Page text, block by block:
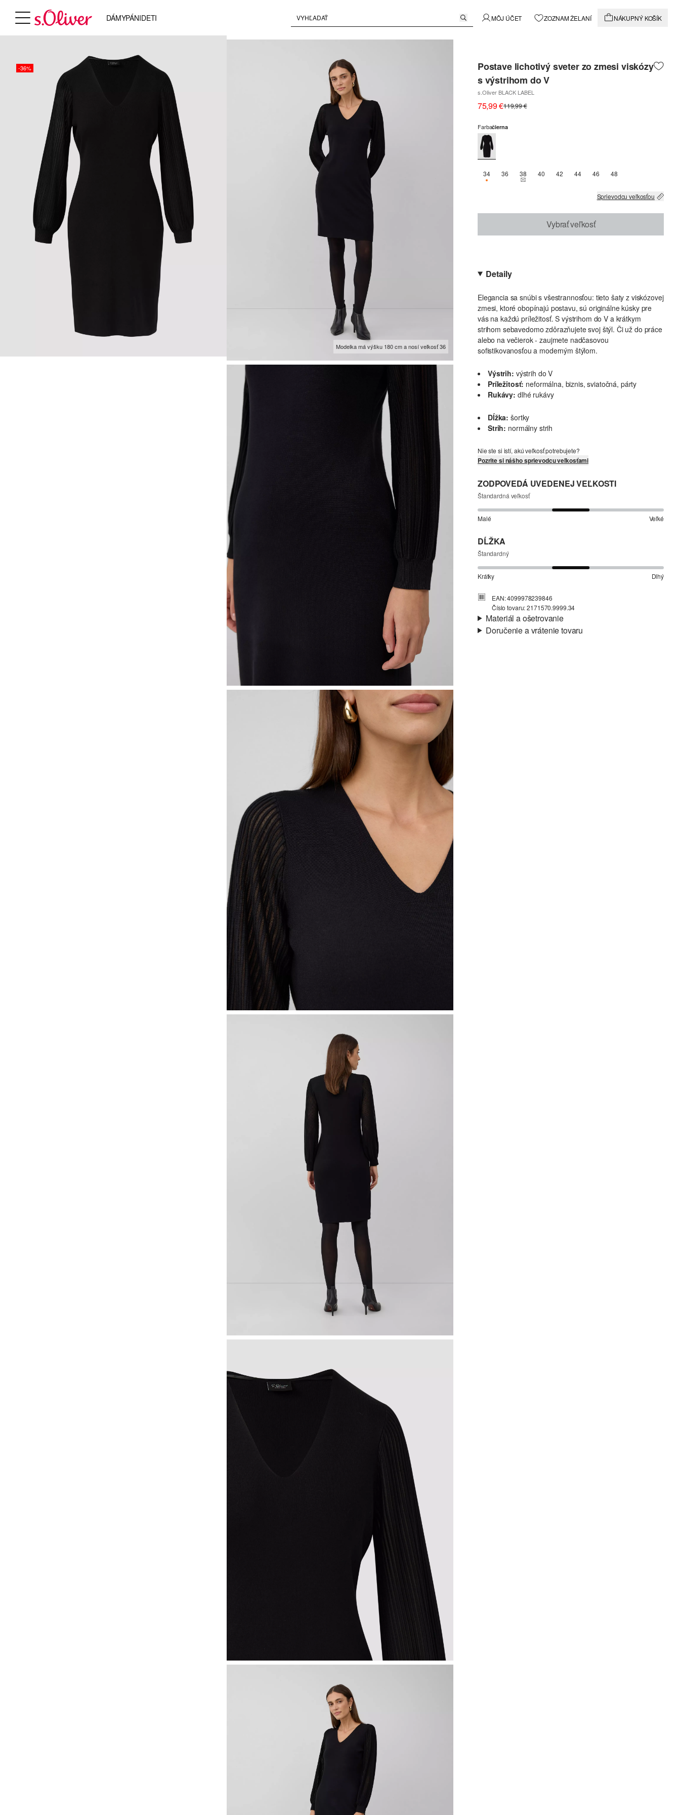
DÁMYPÁNIDETI MÔJ ÚČET ZOZNAM ŽELANÍ NÁKUPNÝ KOŠÍK
-36%
Paused • Muted
Modelka má výšku 180 cm a nosí veľkosť 36
Postave lichotivý sveter zo zmesi viskózy
s výstrihom do V
s.Oliver BLACK LABEL
75,99 €119,99 €
Farbačierna
34K DISPOZÍCII IBA 1
36 38THIS SIZE IS CURRENTLY OUT OF STOCK
40 42 44 46 48
Sprievodcu veľkosťou
Vybrať veľkosť
Detaily
Elegancia sa snúbi s všestrannosťou: tieto šaty z viskózovej
zmesi, ktoré obopínajú postavu, sú originálne kúsky pre
vás na každú príležitosť. S výstrihom do V a krátkym
strihom sebavedomo zdôrazňujete svoj štýl. Či už do práce
alebo na večierok - zaujmete nadčasovou
sofistikovanosťou a moderným štýlom.
Výstrih: výstrih do V
Príležitosť: neformálna, biznis, sviatočná, párty
Rukávy: dlhé rukávy
Dĺžka: šortky
Strih: normálny strih
Nie ste si istí, akú veľkosť potrebujete?
Pozrite si nášho sprievodcu veľkosťami
ZODPOVEDÁ UVEDENEJ VEĽKOSTI
Štandardná veľkosť
Malé Veľké
DĹŽKA
Štandardný
Krátky Dlhý
EAN: 4099978239846
Číslo tovaru: 2171570.9999.34
Materiál a ošetrovanie
Doručenie a vrátenie tovaru